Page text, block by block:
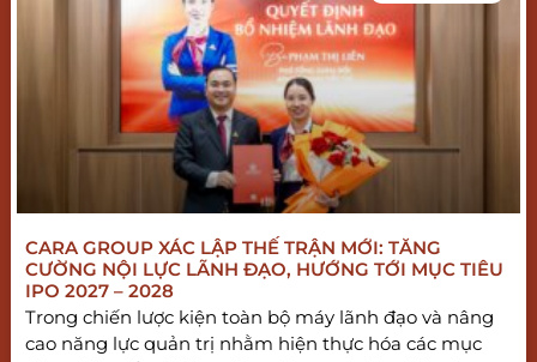
CARA GROUP XÁC LẬP THẾ TRẬN MỚI: TĂNG
CƯỜNG NỘI LỰC LÃNH ĐẠO, HƯỚNG TỚI MỤC TIÊU
IPO 2027 – 2028
Trong chiến lược kiện toàn bộ máy lãnh đạo và nâng
cao năng lực quản trị nhằm hiện thực hóa các mục